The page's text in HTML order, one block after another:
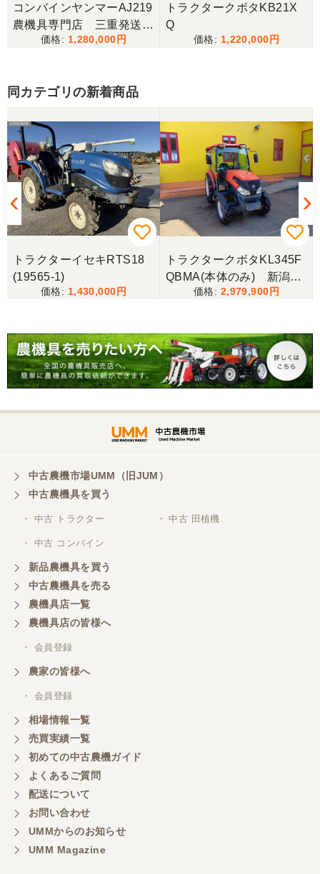
コンバインヤンマーAJ219
農機具専門店 三重発送整
備済み
1,280,000
トラクタークボタKB21X
Q
1,220,000
同カテゴリの新着商品
トラクターイセキRTS18
(19565-1)
1,430,000
トラクタークボタKL345F
QBMA(本体のみ) 新潟●
2,979,900
中古農機市場UMM（旧JUM）
中古農機具を買う
・ 中古 トラクター ・ 中古 田植機
・ 中古 コンバイン
新品農機具を買う
中古農機具を売る
農機具店一覧
農機具店の皆様へ
・ 会員登録
農家の皆様へ
・ 会員登録
相場情報一覧
売買実績一覧
初めての中古農機ガイド
よくあるご質問
配送について
お問い合わせ
UMMからのお知らせ
UMM Magazine